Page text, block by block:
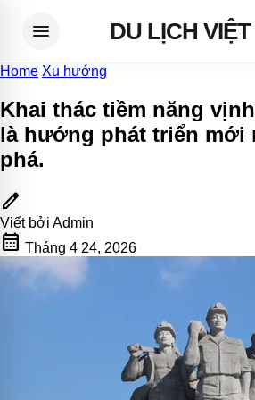
menu DU LỊCH VIỆT
Home Xu hướng
Khai thác tiềm năng
là hướng phát triển mới
phá.
edit
Viết bởi Admin
calendar_month Tháng 4 24, 2026